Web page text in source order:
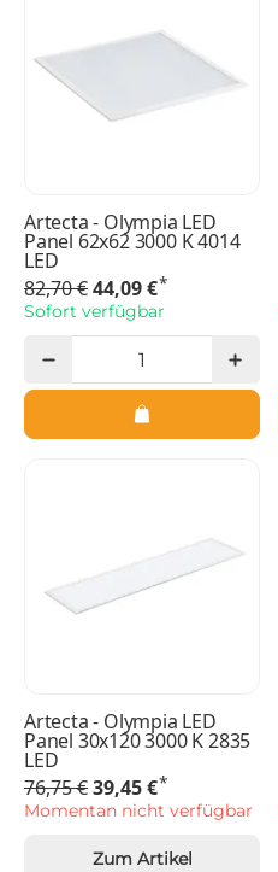
Artecta - Olympia LED
Panel 62x62 3000 K 4014
LED
82,70 €44,09 €*
Sofort verfügbar
Artecta - Olympia LED
Panel 30x120 3000 K 2835
LED
76,75 €39,45 €*
Momentan nicht verfügbar
Zum Artikel